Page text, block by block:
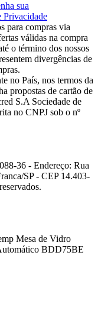
sua
Privacidade
para compras via
válidas na compra
o término dos nossos
divergências de
no País, nos termos da
propostas de cartão de
S.A Sociedade de
no CNPJ sob o nº
36 - Endereço: Rua
SP - CEP 14.403-
Mesa de Vidro
BDD75BE